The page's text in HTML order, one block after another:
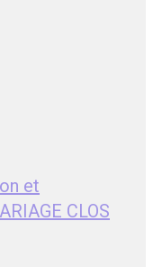
et
CLOS